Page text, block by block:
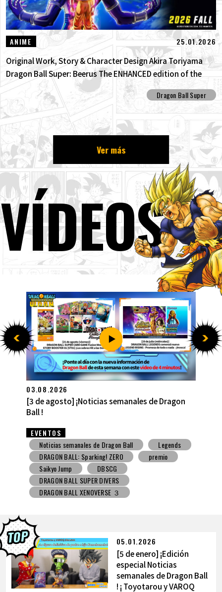
ANIME 25.01.2026
Original Work, Story & Character Design Akira Toriyama
Dragon Ball Super: Beerus The ENHANCED edition of the
anime Dragon Ball Super begins anew!
Dragon Ball Super
Ver más
VÍDEOS
27.07.2026
[27 de julio] ¡Noticias semanales de Dragon Ball
!
EVENTOS
Noticias semanales de Dragon Ball
Snack con juguete
V Jump
DBSCG
DRAGON BALL SUPER DIVERS
DRAGON BALL XENOVERSE ３
DRAGON BALL GEKISHIN SQUADRA
DRAGON BALL: Sparking! ZERO
Gashapon
BANDAI
05.01.2026
[5 de enero] ¡Edición
especial Noticias
semanales de Dragon Ball
! ¡ Toyotarou y VAROQ